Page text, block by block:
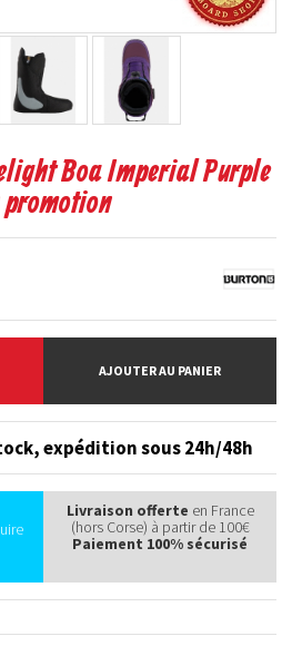
Boa Imperial Purple
promotion
AJOUTER AU PANIER
expédition sous 24h/48h
Livraison offerte en France
(hors Corse) à partir de 100€
Paiement 100% sécurisé